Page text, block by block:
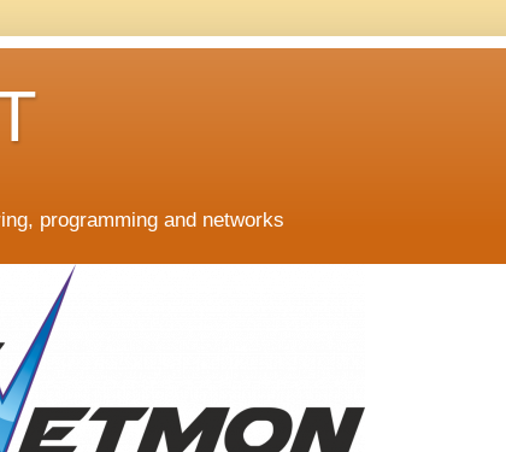
programming and networks